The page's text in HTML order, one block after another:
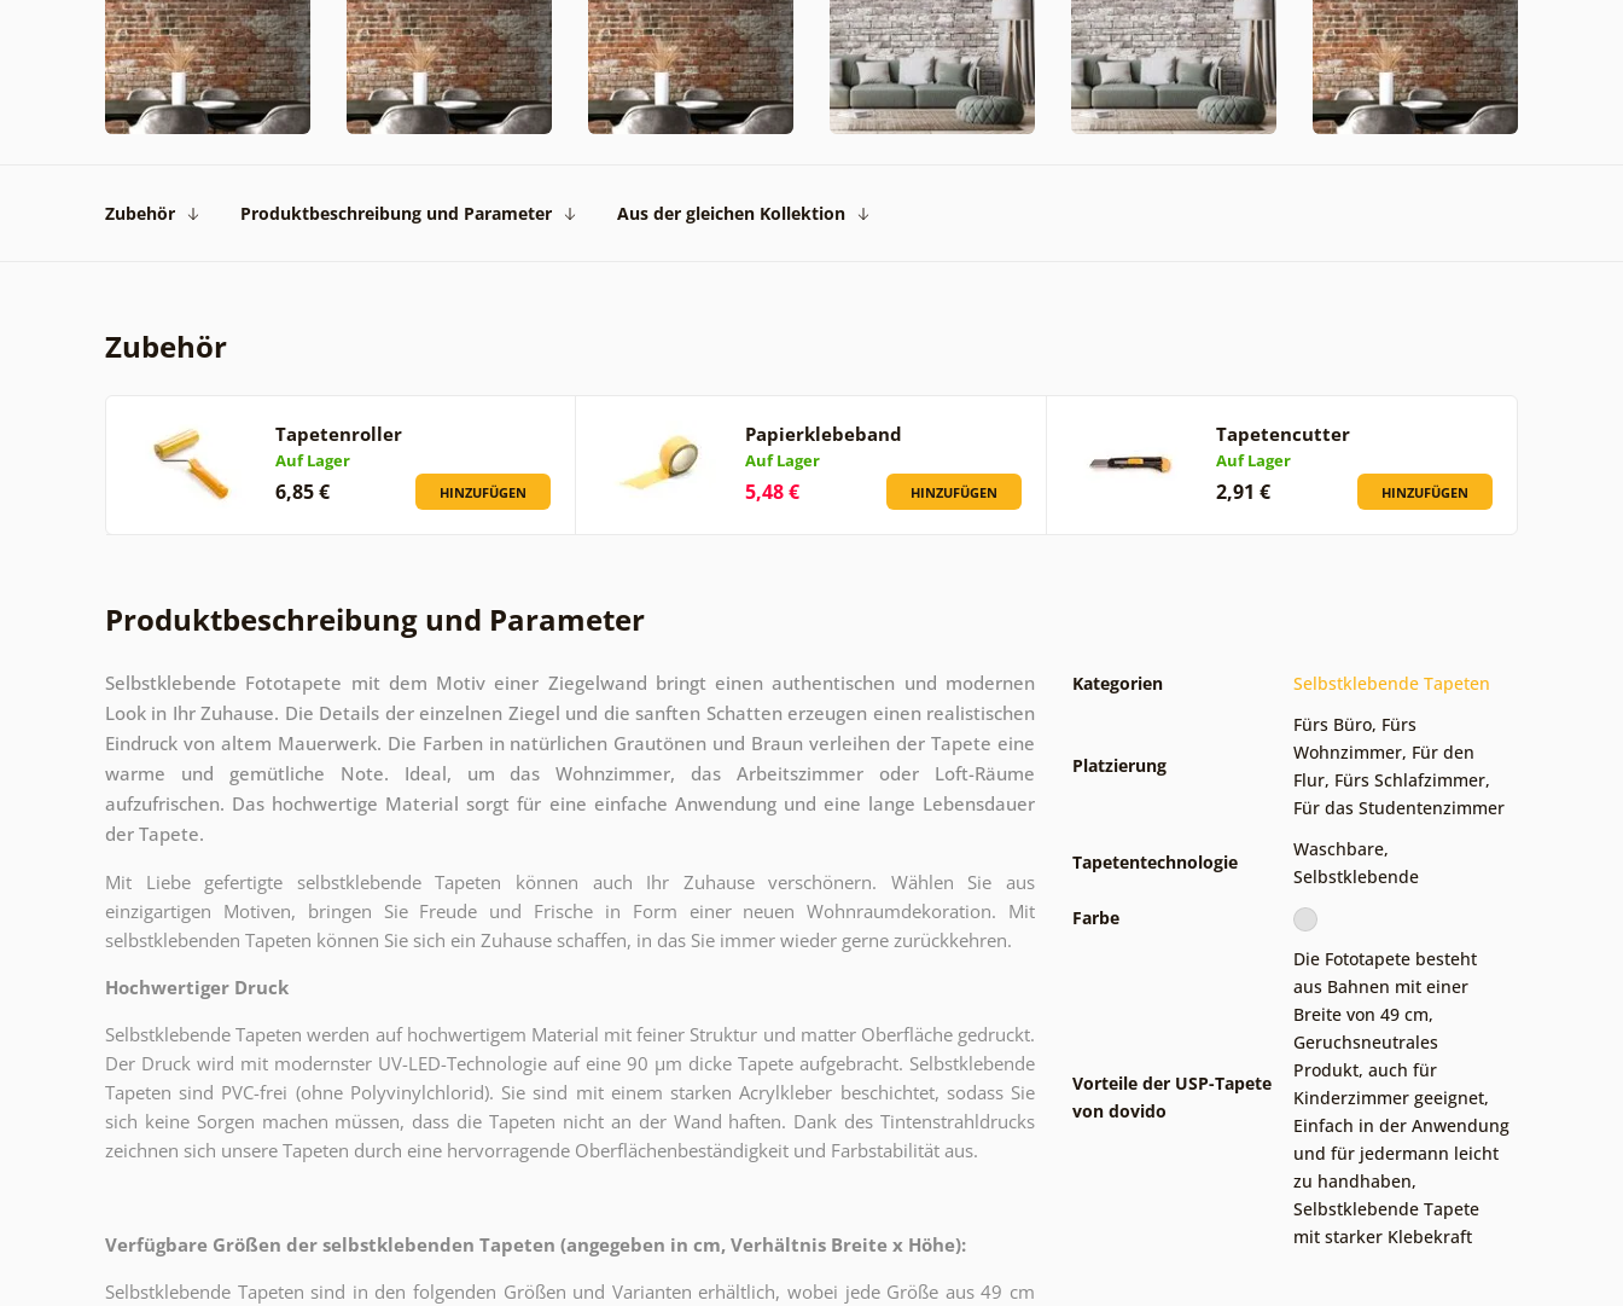
Zubehör Produktbeschreibung und Parameter Aus der gleichen Kollektion
Zubehör
Tapetenroller
Auf Lager
6,85 € HINZUFÜGEN
Papierklebeband
Auf Lager
5,48 € HINZUFÜGEN
Tapetencutter
Auf Lager
2,91 € HINZUFÜGEN
Produktbeschreibung und Parameter
Selbstklebende Fototapete mit dem Motiv einer Ziegelwand bringt einen authentischen und modernen
Look in Ihr Zuhause. Die Details der einzelnen Ziegel und die sanften Schatten erzeugen einen realistischen
Eindruck von altem Mauerwerk. Die Farben in natürlichen Grautönen und Braun verleihen der Tapete eine
warme und gemütliche Note. Ideal, um das Wohnzimmer, das Arbeitszimmer oder Loft-Räume
aufzufrischen. Das hochwertige Material sorgt für eine einfache Anwendung und eine lange Lebensdauer
der Tapete.
Mit Liebe gefertigte selbstklebende Tapeten können auch Ihr Zuhause verschönern. Wählen Sie aus
einzigartigen Motiven, bringen Sie Freude und Frische in Form einer neuen Wohnraumdekoration. Mit
selbstklebenden Tapeten können Sie sich ein Zuhause schaffen, in das Sie immer wieder gerne zurückkehren.
Hochwertiger Druck
Selbstklebende Tapeten werden auf hochwertigem Material mit feiner Struktur und matter Oberfläche gedruckt.
Der Druck wird mit modernster UV-LED-Technologie auf eine 90 µm dicke Tapete aufgebracht. Selbstklebende
Tapeten sind PVC-frei (ohne Polyvinylchlorid). Sie sind mit einem starken Acrylkleber beschichtet, sodass Sie
sich keine Sorgen machen müssen, dass die Tapeten nicht an der Wand haften. Dank des Tintenstrahldrucks
zeichnen sich unsere Tapeten durch eine hervorragende Oberflächenbeständigkeit und Farbstabilität aus.
Verfügbare Größen der selbstklebenden Tapeten (angegeben in cm, Verhältnis Breite x Höhe):
Selbstklebende Tapeten sind in den folgenden Größen und Varianten erhältlich, wobei jede Größe aus 49 cm
Kategorien Selbstklebende Tapeten
Platzierung
Fürs Büro, Fürs
Wohnzimmer, Für den
Flur, Fürs Schlafzimmer,
Für das Studentenzimmer
Tapetentechnologie
Waschbare,
Selbstklebende
Farbe
Vorteile der USP-Tapete
von dovido
Die Fototapete besteht
aus Bahnen mit einer
Breite von 49 cm,
Geruchsneutrales
Produkt, auch für
Kinderzimmer geeignet,
Einfach in der Anwendung
und für jedermann leicht
zu handhaben,
Selbstklebende Tapete
mit starker Klebekraft